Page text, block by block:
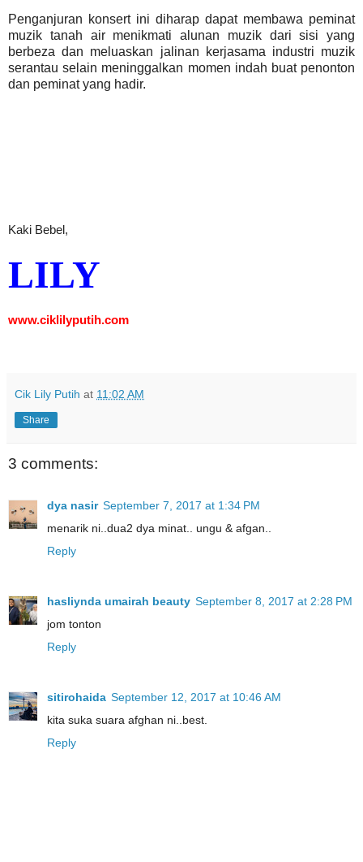
Penganjuran konsert ini diharap dapat membawa peminat
muzik tanah air menikmati alunan muzik dari sisi yang
berbeza dan meluaskan jalinan kerjasama industri muzik
serantau selain meninggalkan momen indah buat penonton
dan peminat yang hadir.
Kaki Bebel,
LILY
www.ciklilyputih.com
Cik Lily Putih at 11:02 AM
Share
3 comments:
dya nasir September 7, 2017 at 1:34 PM
menarik ni..dua2 dya minat.. ungu & afgan..
Reply
hasliynda umairah beauty September 8, 2017 at 2:28 PM
jom tonton
Reply
sitirohaida September 12, 2017 at 10:46 AM
kita suka suara afghan ni..best.
Reply